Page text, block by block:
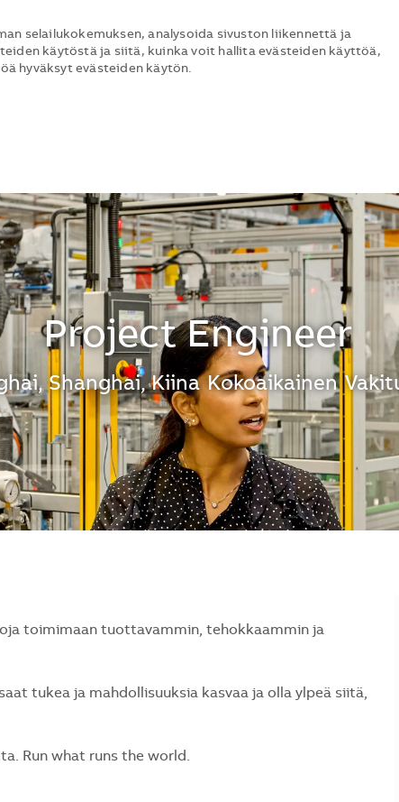
selailukokemuksen, analysoida sivuston liikennettä ja
käytöstä ja siitä, kuinka voit hallita evästeiden käyttöä,
hyväksyt evästeiden käytön.
Project Engineer
Shanghai, Kiina Kokoaikainen
toimimaan tuottavammin, tehokkaammin ja
tukea ja mahdollisuuksia kasvaa ja olla ylpeä siitä,
Run what runs the world.